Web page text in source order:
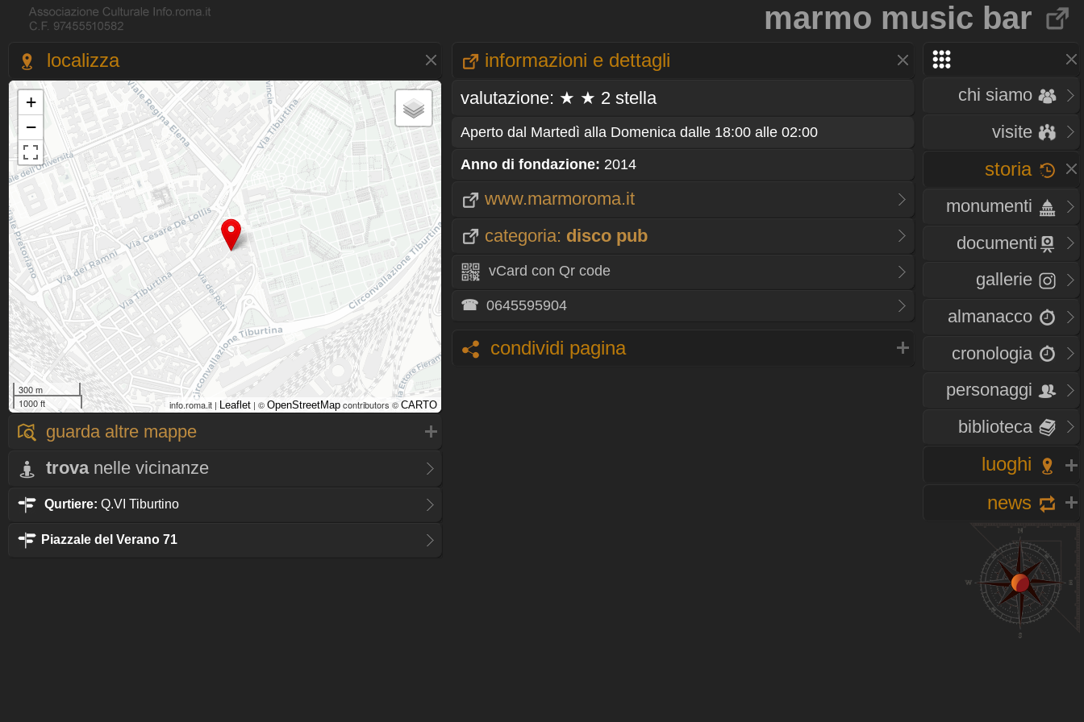
marmo music bar
chi siamo
visite
storia
monumenti
documenti
gallerie
almanacco
cronologia
personaggi
biblioteca
luoghi
news
localizza
+
−
300 m
1000 ft
info.roma.it | Leaflet| © OpenStreetMapcontributors © CARTO
guarda altre mappe
trovanelle vicinanze
Qurtiere: Q.VI Tiburtino
Piazzale del Verano 71
informazioni e dettagli
valutazione: ★ ★ 2 stella
Aperto dal Martedì alla Domenica dalle 18:00 alle 02:00
Anno di fondazione: 2014
www.marmoroma.it
categoria: disco pub
vCard con Qr code
☎ 0645595904
condividi pagina